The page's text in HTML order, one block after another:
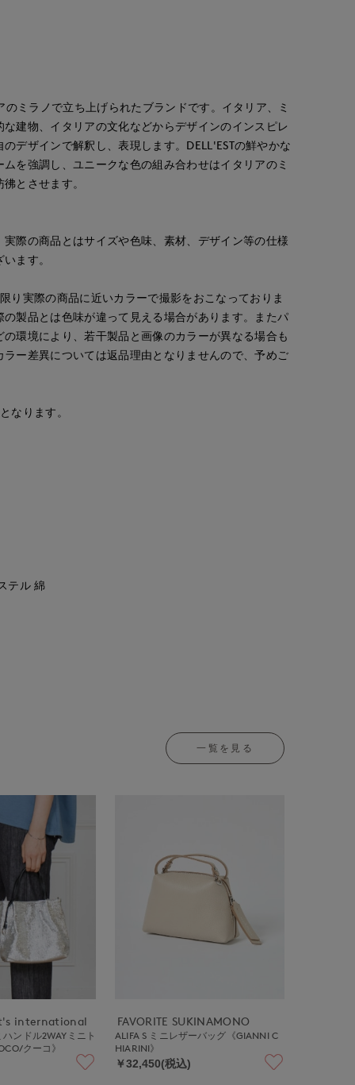
のミラノで立ち上げられたブランドです。イタリア、ミ
建物、イタリアの文化などからデザインのインスピレ
デザインで解釈し、表現します。DELL'ESTの鮮やかな
を強調し、ユニークな色の組み合わせはイタリアのミ
とさせます。
際の商品とはサイズや色味、素材、デザイン等の仕様
ます。
り実際の商品に近いカラーで撮影をおこなっておりま
製品とは色味が違って見える場合があります。またパ
環境により、若干製品と画像のカラーが異なる場合も
ー差異については返品理由となりませんので、予めご
なります。
テル 綿
一覧を見る
international
ンドル2WAYミニト
クーコ》
FAVORITE SUKINAMONO
ALIFA S ミニレザーバッグ《GIANNI C
HIARINI》
￥32,450(税込)